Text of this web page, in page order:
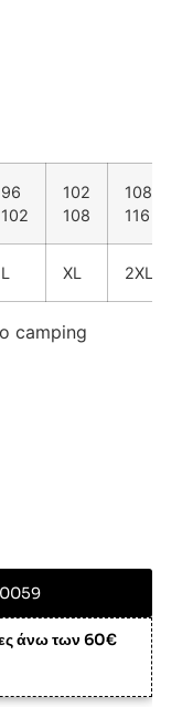
96
102
102
108
108
116
L XL 2XL
camping
άνω των 60€